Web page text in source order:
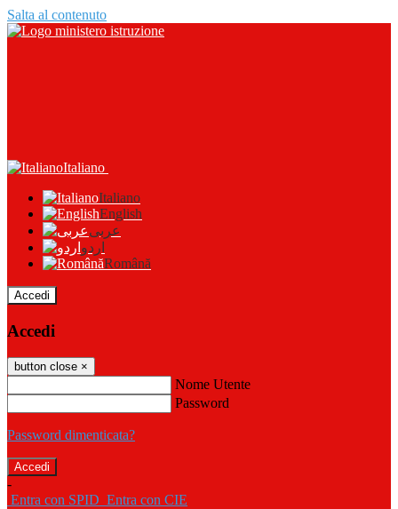
Salta al contenuto
Italiano
Italiano
English
عربى
اردو
Română
Accedi
Accedi
button close ×
Nome Utente
Password
Password dimenticata?
-
Entra con SPID Entra con CIE